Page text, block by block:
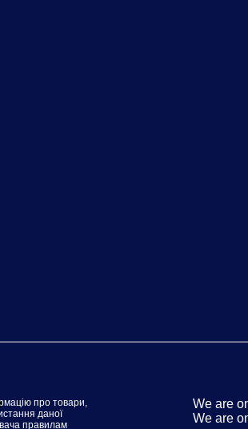
про товари,
даної
правилам
We are
We are